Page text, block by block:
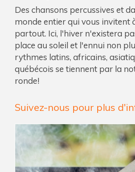
Des chansons percussives et
monde entier qui vous invitent
partout. Ici, l'hiver n'existera
place au soleil et l'ennui non
rythmes latins, africains,
québécois se tiennent par la
ronde!
Suivez-nous pour plus